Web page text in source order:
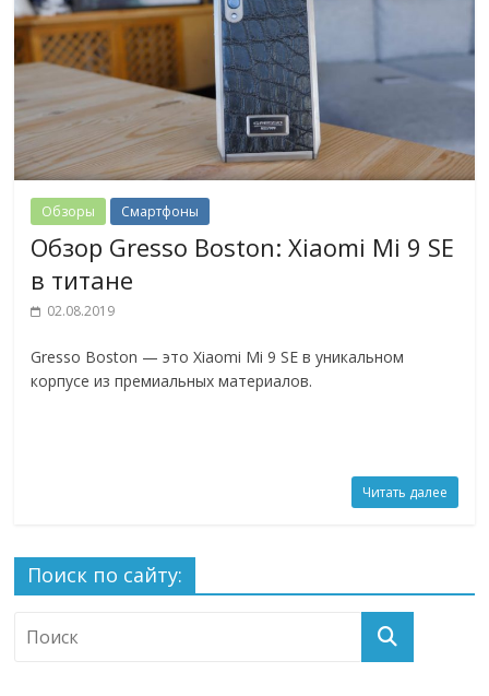
Обзоры Смартфоны
Обзор Gresso Boston: Xiaomi Mi 9 SE
в титане
02.08.2019
Gresso Boston — это Xiaomi Mi 9 SE в уникальном
корпусе из премиальных материалов.
Читать далее
Поиск по сайту: